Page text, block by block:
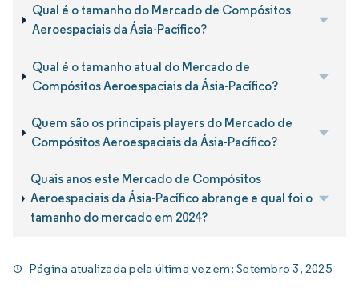
Qual é o tamanho do Mercado de Compósitos
Aeroespaciais da Ásia-Pacífico?
Qual é o tamanho atual do Mercado de
Compósitos Aeroespaciais da Ásia-Pacífico?
Quem são os principais players do Mercado de
Compósitos Aeroespaciais da Ásia-Pacífico?
Quais anos este Mercado de Compósitos
Aeroespaciais da Ásia-Pacífico abrange e qual foi o
tamanho do mercado em 2024?
Página atualizada pela última vez em:Setembro 3, 2025